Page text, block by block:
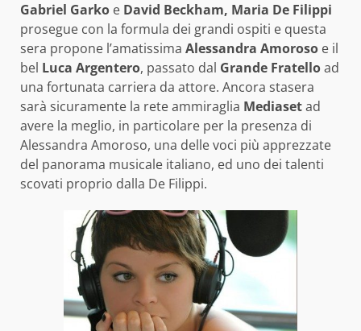
Gabriel Garko e David Beckham, Maria De Filippi
prosegue con la formula dei grandi ospiti e questa
sera propone l’amatissima Alessandra Amoroso e il
bel Luca Argentero, passato dal Grande Fratelload
una fortunata carriera da attore. Ancora stasera
sarà sicuramente la rete ammiraglia Mediasetad
avere la meglio, in particolare per la presenza di
Alessandra Amoroso, una delle voci più apprezzate
del panorama musicale italiano, ed uno dei talenti
scovati proprio dalla De Filippi.